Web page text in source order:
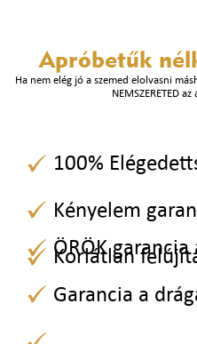
Apróbetűk
Ha nem elég jó a szemed elolvasni
NEMSZERETED
100%
Kényelem
Korlátlan
ÖRÖK
Garancia a